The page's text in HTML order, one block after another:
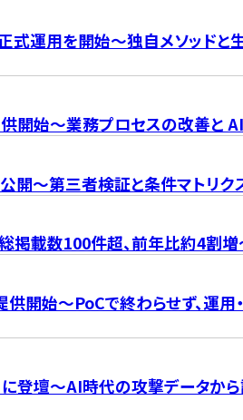
式運用を開始～独自メソッド
供開始～業務プロセスの改善と
開～第三者検証と条件マトリ
掲載数100件超、前年比約4割増
供開始～PoCで終わらせず、運
登壇～AI時代の攻撃データか